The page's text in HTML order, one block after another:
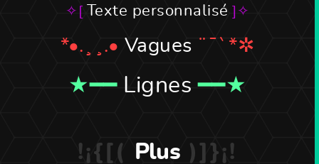
Texte personnalisé
Vagues
Lignes
Plus